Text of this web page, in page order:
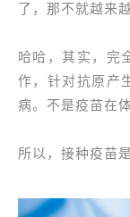
了，那不就越来
哈哈，其实，完
作，针对抗原产
病。不是疫苗在
所以，接种疫苗